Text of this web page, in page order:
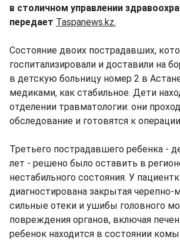
в столичном управлении
передает Taspanews.kz.
Состояние двоих пострадавших,
госпитализировали и доставили на
в детскую больницу номер 2 в
медиками, как стабильное. Дети
отделении травматологии: они
обследование и готовятся к
Третьего пострадавшего ребенка -
лет - решено было оставить в
нестабильного состояния. У
диагностирована закрытая черепно-
сильные отеки и ушибы головного
повреждения органов, включая
ребенок находится в состоянии